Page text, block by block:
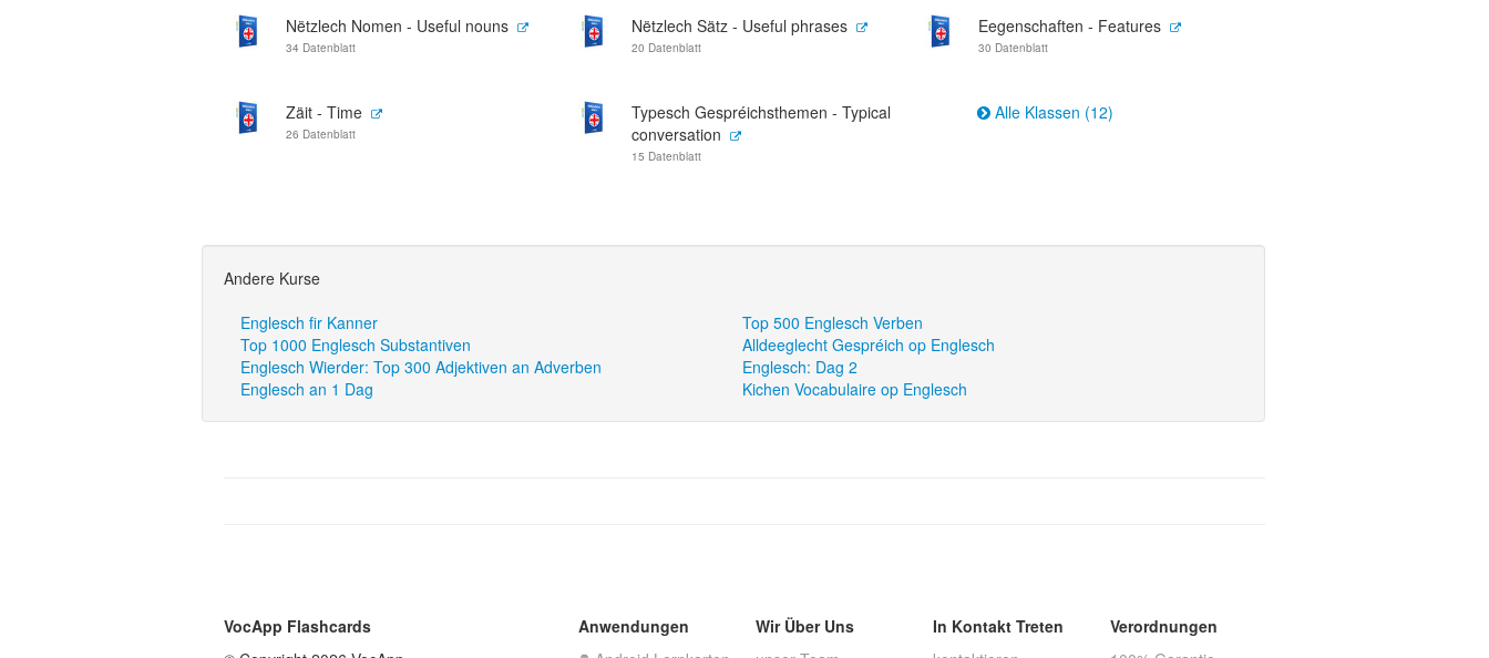
Nëtzlech Nomen - Useful nouns
34 Datenblatt
Nëtzlech Sätz - Useful phrases
20 Datenblatt
Eegenschaften - Features
30 Datenblatt
Zäit - Time
26 Datenblatt
Typesch Gespréichsthemen - Typical
conversation
15 Datenblatt
Alle Klassen (12)
Andere Kurse
Englesch fir Kanner
Top 500 Englesch Verben
Top 1000 Englesch Substantiven
Alldeeglecht Gespréich op Englesch
Englesch Wierder: Top 300 Adjektiven an Adverben
Englesch: Dag 2
Englesch an 1 Dag
Kichen Vocabulaire op Englesch
VocApp Flashcards
Anwendungen
Wir Über Uns
In Kontakt Treten
Verordnungen